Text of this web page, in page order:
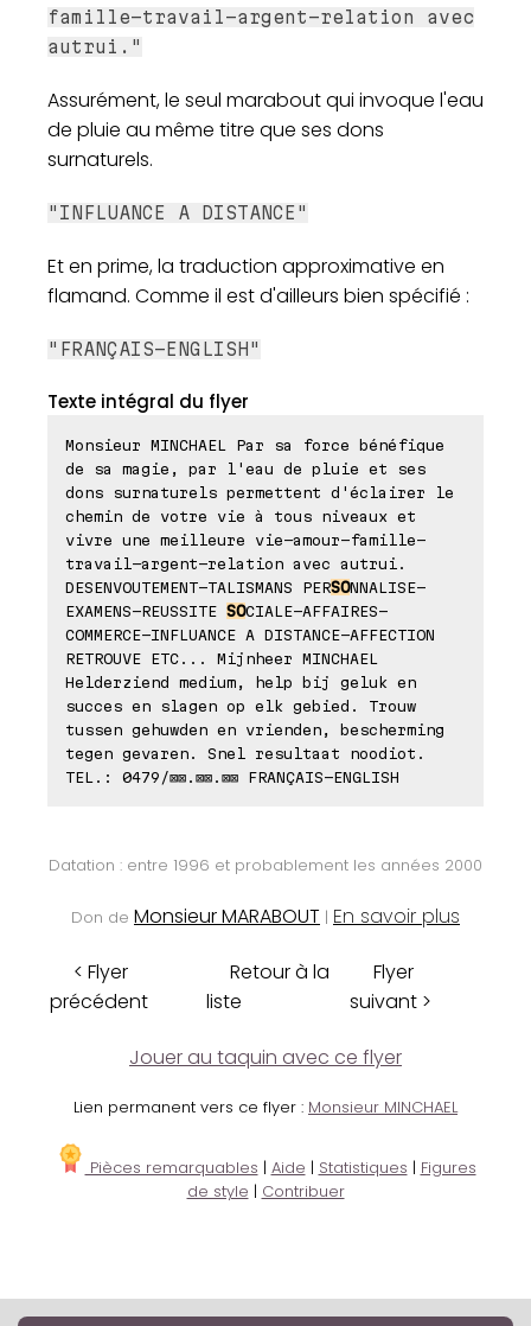
famille-travail-argent-relation avec
autrui."
Assurément, le seul marabout qui invoque l'eau
de pluie au même titre que ses dons
surnaturels.
"INFLUANCE A DISTANCE"
Et en prime, la traduction approximative en
flamand. Comme il est d'ailleurs bien spécifié :
"FRANÇAIS-ENGLISH"
Texte intégral du flyer
Monsieur MINCHAEL Par sa force bénéfique
de sa magie, par l'eau de pluie et ses
dons surnaturels permettent d'éclairer le
chemin de votre vie à tous niveaux et
vivre une meilleure vie-amour-famille-
travail-argent-relation avec autrui.
DESENVOUTEMENT-TALISMANS PERSONNALISE-
EXAMENS-REUSSITE SOCIALE-AFFAIRES-
COMMERCE-INFLUANCE A DISTANCE-AFFECTION
RETROUVE ETC... Mijnheer MINCHAEL
Helderziend medium, help bij geluk en
succes en slagen op elk gebied. Trouw
tussen gehuwden en vrienden, bescherming
tegen gevaren. Snel resultaat noodiot.
TEL.: 0479/⊠⊠.⊠⊠.⊠⊠ FRANÇAIS-ENGLISH
Datation : entre 1996 et probablement les années 2000
Don de Monsieur MARABOUT | En savoir plus
< Flyer
précédent
Retour à la
liste
Flyer
suivant >
Jouer au taquin avec ce flyer
Lien permanent vers ce flyer : Monsieur MINCHAEL
Pièces remarquables | Aide | Statistiques | Figures
de style | Contribuer